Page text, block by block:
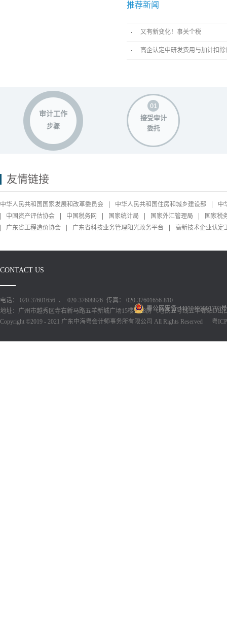
推荐新闻
又有新变化！事关个税
高企认定中研发费用与加计扣
审计工作
步骤
接受审计
委托
友情链接
中华人民共和国国家发展和改革委员会 中华人民共和国住房和城乡建设部
中
中国资产评估协会
中国税务网 国家统计局 国家外汇管理局
国家税
广东省工程造价协会
广东省科技业务管理阳光政务平台 高新技术企业认定
CONTACT US
电话： 020-37601656 、 020-37608826 传真： 020-37601656-810
地址：广州市越秀区寺右新马路五羊新城广场15楼1518房（地铁五号线五羊邨站D出
Copyright ©2019 - 2021 广东中海粤会计师事务所有限公司 All Rights Reserved
粤ICP
粤公网安备 44010402001793号